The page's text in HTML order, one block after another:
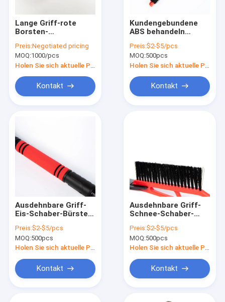
Lange Griff-rote
Borsten-
für Auto-Seat-Leder
Preis:Negotiated pricing
MOQ:1000/pcs
Kontakt
Kundengebundene
ABS behandeln
bürsten einziehbares
Preis:$2-$5/pcs
MOQ:500pcs
Kontakt
Ausdehnbare Griff-
Eis-Schaber-Bürste
Entfernen
Preis:$2-$5/pcs
MOQ:500pcs
Holen Sie sich aktuelle Preis
Kontakt
Ausdehnbare Griff-
Schnee-Schaber-
freundlich
Preis:$2-$5/pcs
MOQ:500pcs
Holen Sie sich aktuelle Preis
Kontakt